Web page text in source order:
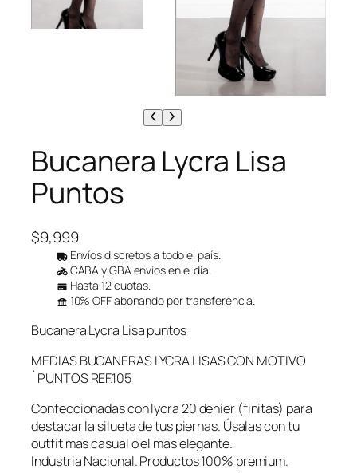
Bucanera Lycra Lisa
Puntos
$9,999
Envíos discretos a todo el país.
CABA y GBA envíos en el día.
Hasta 12 cuotas.
10% OFF abonando por transferencia.
Bucanera Lycra Lisa puntos
MEDIAS BUCANERAS LYCRA LISAS CON MOTIVO
`PUNTOS REF.105
Confeccionadas con lycra 20 denier (finitas) para
destacar la silueta de tus piernas. Úsalas con tu
outfit mas casual o el mas elegante.
Industria Nacional. Productos 100% premium.